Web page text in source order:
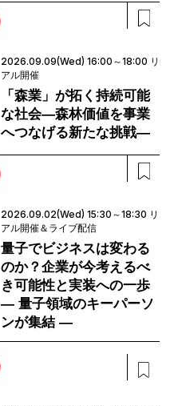
2026.09.09(Wed) 16:00～18:00 リ
アル開催
「森業」が拓く持続可能
な社会―森林価値を事業
へつなげる新たな挑戦―
2026.09.02(Wed) 15:30～18:30 リ
アル開催＆ライブ配信
量子でビジネスは変わる
のか？企業が今考えるべ
き可能性と実装への一歩
― 量子領域のキーパーソ
ンが集結 ―